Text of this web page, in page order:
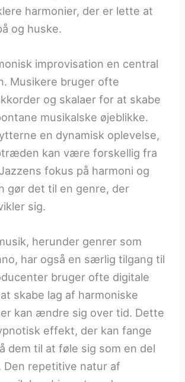
harmonier, der er lette at
og huske.
improvisation en central
Musikere bruger ofte
og skalaer for at skabe
musikalske øjeblikke.
en dynamisk oplevelse,
kan være forskellig fra
fokus på harmoni og
gør det til en genre, der
sig.
herunder genrer som
har også en særlig tilgang til
bruger ofte digitale
skabe lag af harmoniske
kan ændre sig over tid. Dette
effekt, der kan fange
dem til at føle sig som en del
Den repetitive natur af